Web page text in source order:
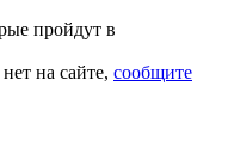
пройдут в
на сайте, сообщите